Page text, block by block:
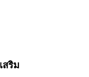
สริม